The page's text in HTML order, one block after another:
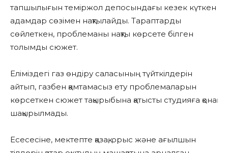
тапшылығын теміржол депосындағы кезек күткен
адамдар сөзімен нақтылайды. Тараптарды
сөйлеткен, проблеманы нақты көрсете білген
толымды сюжет.
Еліміздегі газ өндіру саласының түйткілдерін
айтып, газбен қамтамасыз ету проблемаларын
көрсеткен сюжет тақырыбына қатысты студияға қонақ
шақырылмады.
Есесесіне, мектепте қазақ, орыс және ағылшын